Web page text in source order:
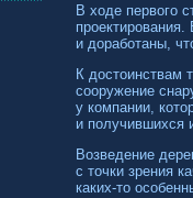
В ходе первого
и доработаны,
К достоинствам
сооружение
у компании,
и получившихся
Возведение
с точки зрения
каких-то